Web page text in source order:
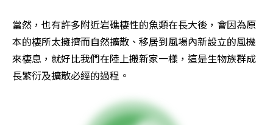
當然，也有許多附近岩礁棲性的魚類在長大後，會因為原
本的棲所太擁擠而自然擴散、移居到風場內新設立的風機
來棲息，就好比我們在陸上搬新家一樣，這是生物族群成
長繁衍及擴散必經的過程。